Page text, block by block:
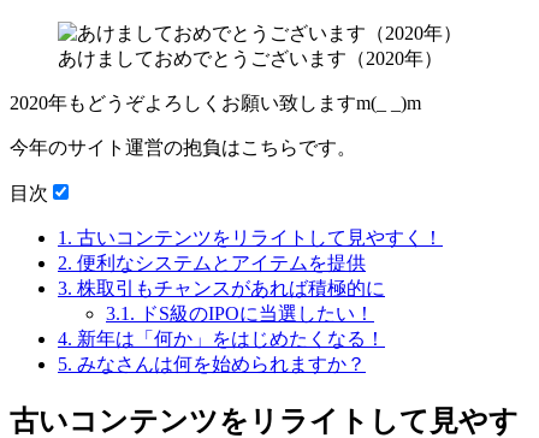
あけましておめでとうございます（2020年）
2020年もどうぞよろしくお願い致しますm(_ _)m
今年のサイト運営の抱負はこちらです。
目次
1. 古いコンテンツをリライトして見やすく！
2. 便利なシステムとアイテムを提供
3. 株取引もチャンスがあれば積極的に
3.1. ドS級のIPOに当選したい！
4. 新年は「何か」をはじめたくなる！
5. みなさんは何を始められますか？
古いコンテンツをリライトして見やす